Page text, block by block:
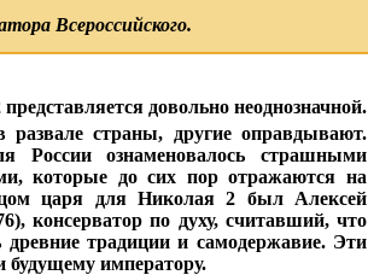
Всероссийского.
довольно неоднозначной.
страны, другие оправдывают.
России ознаменовалось страшными
которые до сих пор отражаются на
царя для Николая 2 был Алексей
консерватор по духу, считавший, что
древние традиции и самодержавие. Эти
будущему императору.